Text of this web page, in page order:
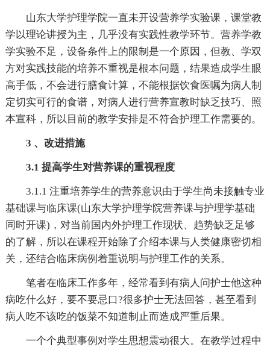
山东大学护理学院一直未开设营养学实验课，课堂教
学以理论讲授为主，几乎没有实践性教学环节。营养学教
学实验不足，设备条件上的限制是一个原因，但教、学双
方对实践技能的培养不重视是根本问题，结果造成学生眼
高手低，不会进行膳食计算，不能根据饮食医嘱为病人制
定切实可行的食谱，对病人进行营养宣教时缺乏技巧、照
本宣科，所以目前的教学安排是不符合护理工作需要的。
3 、改进措施
3.1 提高学生对营养课的重视程度
3.1.1 注重培养学生的营养意识由于学生尚未接触专业
基础课与临床课(山东大学护理学院营养课与护理学基础
同时开课)，对当前国内外护理工作现状、趋势缺乏足够
的了解，所以在课程开始除了介绍本课与人类健康密切相
关，还结合临床病例着重说明与护理工作的关系。
笔者在临床工作多年，经常看到有病人问护士他这种
病吃什么好，要不要忌口?很多护士无法回答，甚至看到
病人吃不该吃的饭菜不知道制止而造成严重后果。
一个个典型事例对学生思想震动很大。在教学过程中